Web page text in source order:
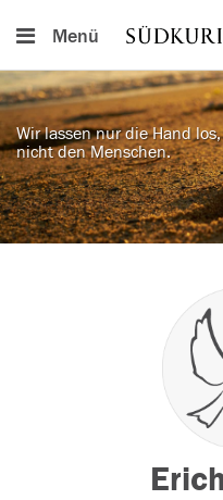
Menü
Wir lassen nur die Hand los,
nicht den Menschen.